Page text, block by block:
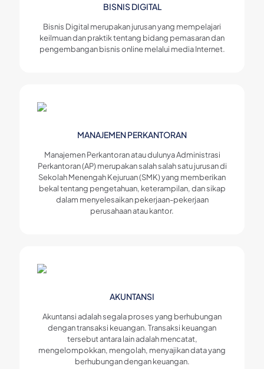
BISNIS DIGITAL
Bisnis Digital merupakan jurusan yang mempelajari
keilmuan dan praktik tentang bidang pemasaran dan
pengembangan bisnis online melalui media Internet.
MANAJEMEN PERKANTORAN
Manajemen Perkantoran atau dulunya Administrasi
Perkantoran (AP) merupakan salah salah satu jurusan di
Sekolah Menengah Kejuruan (SMK) yang memberikan
bekal tentang pengetahuan, keterampilan, dan sikap
dalam menyelesaikan pekerjaan-pekerjaan
perusahaan atau kantor.
AKUNTANSI
Akuntansi adalah segala proses yang berhubungan
dengan transaksi keuangan. Transaksi keuangan
tersebut antara lain adalah mencatat,
mengelompokkan, mengolah, menyajikan data yang
berhubungan dengan keuangan.